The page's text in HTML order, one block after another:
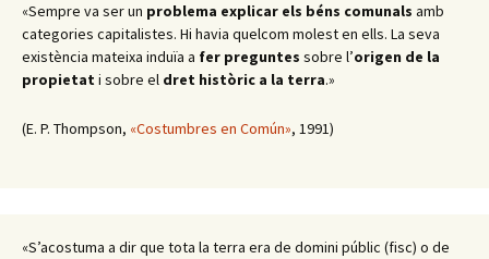
«Sempre va ser un problema explicar els béns comunals amb
categories capitalistes. Hi havia quelcom molest en ells. La seva
existència mateixa induïa a fer preguntes sobre l’origen de la
propietat i sobre el dret històric a la terra.»
(E. P. Thompson, «Costumbres en Común», 1991)
«S’acostuma a dir que tota la terra era de domini públic (fisc) o de